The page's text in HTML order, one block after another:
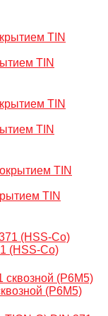
TIN
TIN
TIN
(HSS-Co)
(Р6М5)